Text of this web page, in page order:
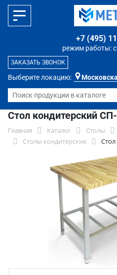
Выберите локацию:
режим работы: с
+7 (495)
ЗАКАЗАТЬ ЗВОНОК
Стол кондитерский
Главная Каталог Столы
Столы кондитерские